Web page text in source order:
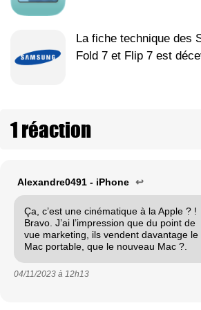
La fiche technique des
Fold 7 et Flip 7 est
1 réaction
Alexandre0491 - iPhone ↩
Ça, c’est une cinématique à la Apple ? !
Bravo. J’ai l’impression que du point de
vue marketing, ils vendent davantage le
Mac portable, que le nouveau Mac ?.
04/11/2023 à 12h13